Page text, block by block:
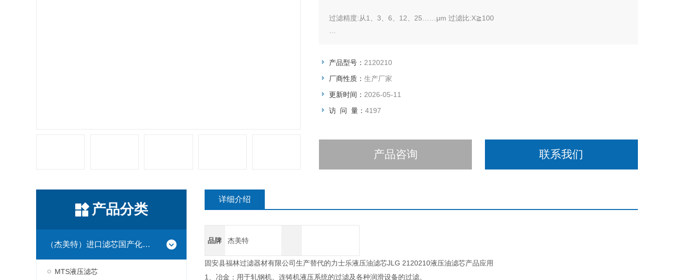
过滤精度:从1、3、6、12、25……μm 过滤比:X≧100
使用范围:用于液压、润滑系统的压油过滤，用以滤除系统中污染物，保证系统的正常运行
产品型号： 2120210
厂商性质： 生产厂家
更新时间： 2026-05-11
访 问 量： 4197
产品咨询 联系我们
产品分类
（杰美特）进口滤芯国产化系列
MTS液压滤芯
详细介绍
品牌 杰美特
固安县福林过滤器材有限公司生产替代的力士乐液压油滤芯JLG 2120210液压油滤芯产品应用
1、冶金：用于轧钢机、连铸机液压系统的过滤及各种润滑设备的过滤。